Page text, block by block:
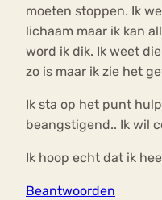
moeten stoppen. Ik
lichaam maar ik kan
word ik dik. Ik weet
zo is maar ik zie het
Ik sta op het punt
beangstigend.. Ik wil
Ik hoop echt dat ik
Beantwoorden